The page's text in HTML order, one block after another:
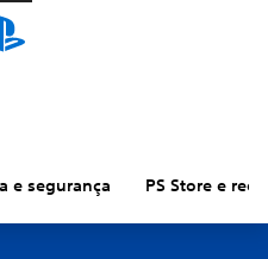
e segurança PS Store e